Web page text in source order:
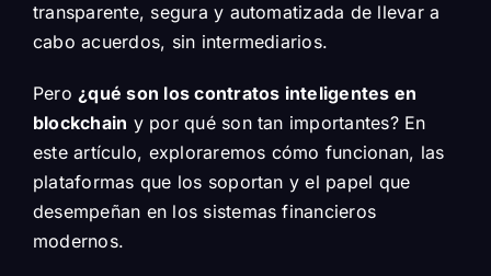
transparente, segura y automatizada de llevar a
cabo acuerdos, sin intermediarios.
Pero¿qué son los contratos inteligentes en
blockchain y por qué son tan importantes? En
este artículo, exploraremos cómo funcionan, las
plataformas que los soportan y el papel que
desempeñan en los sistemas financieros
modernos.